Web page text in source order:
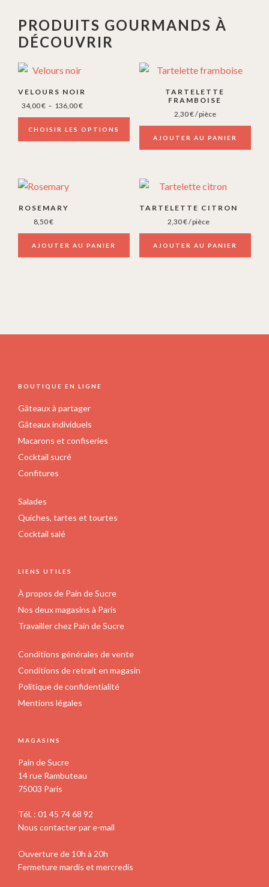
PRODUITS GOURMANDS À
DÉCOUVRIR
VELOURS NOIR
34,00€ – 136,00€Plage
de
prix :
34,00 €
CHOISIR LES OPTIONS
Ce
plusieurs
variations.
peuvent
choisies
page
TARTELETTE
FRAMBOISE
2,30€/ pièce
AJOUTER AU PANIER
ROSEMARY
8,50€
AJOUTER AU PANIER
TARTELETTE CITRON
2,30€/ pièce
AJOUTER AU PANIER
FOOTER
BOUTIQUE EN LIGNE
Gâteaux à partager
Gâteaux individuels
Macarons et confiseries
Cocktail sucré
Confitures
Salades
Quiches, tartes et tourtes
Cocktail salé
LIENS UTILES
À propos de Pain de Sucre
Nos deux magasins à Paris
Travailler chez Pain de Sucre
Conditions générales de vente
Conditions de retrait en magasin
Politique de confidentialité
Mentions légales
MAGASINS
Pain de Sucre
14 rue Rambuteau
75003 Paris
Tél. : 01 45 74 68 92
Nous contacter par e-mail
Ouverture de 10h à 20h
Fermeture mardis et mercredis